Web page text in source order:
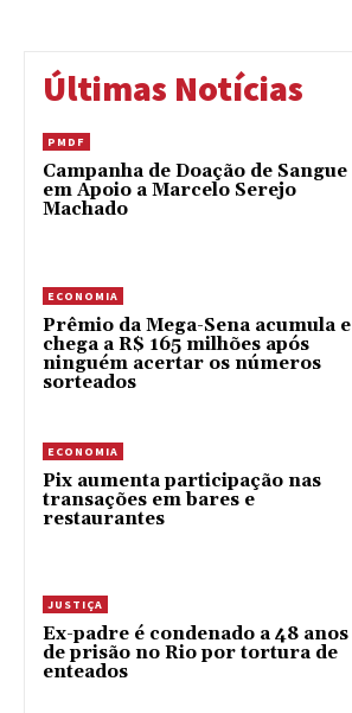
Últimas Notícias
PMDF
Campanha de Doação de Sangue
em Apoio a Marcelo Serejo
Machado
ECONOMIA
Prêmio da Mega-Sena acumula e
chega a R$ 165 milhões após
ninguém acertar os números
sorteados
ECONOMIA
Pix aumenta participação nas
transações em bares e
restaurantes
JUSTIÇA
Ex-padre é condenado a 48 anos
de prisão no Rio por tortura de
enteados